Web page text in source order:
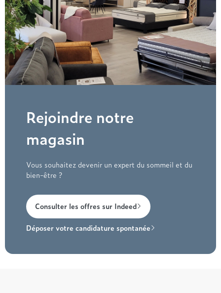
Rejoindre notre
magasin
Vous souhaitez devenir un expert du sommeil et du
bien-être ?
Consulter les offres sur Indeed
Déposer votre candidature spontanée